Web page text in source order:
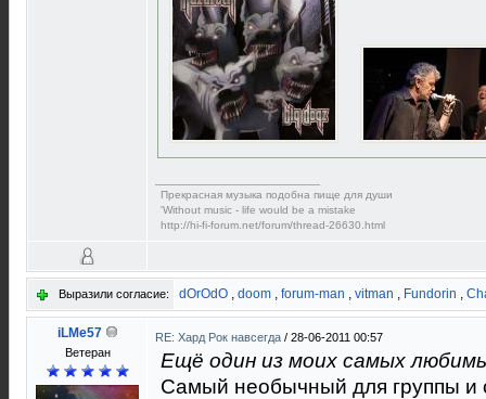
Прекрасная музыка подобна пище для души
'Without music - life would be a mistake
http://hi-fi-forum.net/forum/thread-26630.html
Выразили согласие: dOrOdO , doom , forum-man , vitman , Fundorin ,
iLMe57
Ветеран
RE: Хард Рок навсегда / 28-06-2011 00:57
Ещё один из моих самых
Самый необычный для группы